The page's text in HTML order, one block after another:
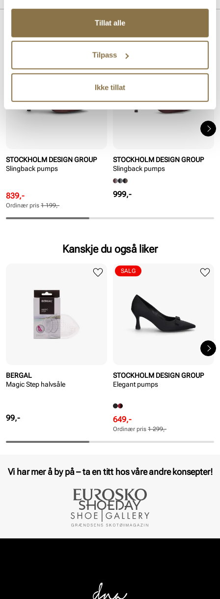
Tillat alle
Tilpass
Ikke tillat
STOCKHOLM DESIGN GROUP
Slingback pumps
Rabattert
pris
Pris
839,-
Ordinær
pris
Pris
Ordinær pris 1 199,-
STOCKHOLM DESIGN GROUP
Slingback pumps
Pris
999,-
Kanskje du også liker
BERGAL
Magic Step halvsåle
Pris
99,-
STOCKHOLM DESIGN GROUP
Elegant pumps
Rabattert
pris
Pris
649,-
Ordinær
pris
Pris
Ordinær pris 1 299,-
SALG
Vi har mer å by på – ta en titt hos våre andre konsepter!